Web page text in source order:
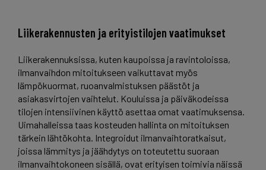
Liikerakennusten ja erityistilojen vaatimukset
Liikerakennuksissa, kuten kaupoissa ja ravintoloissa,
ilmanvaihdon mitoitukseen vaikuttavat myös
lämpökuormat, ruoanvalmistuksen päästöt ja
asiakasvirtojen vaihtelut. Kouluissa ja päiväkodeissa
tilojen intensiivinen käyttö asettaa omat vaatimuksensa.
Uimahalleissa taas kosteuden hallinta on mitoituksen
tärkein lähtökohta. Integroidut ilmanvaihtoratkaisut,
joissa lämmitys ja jäähdytys on toteutettu suoraan
ilmanvaihtokoneen sisällä, ovat erityisen toimivia näissä